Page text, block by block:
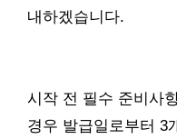
내하겠습니다.
시작 전 필수 준비사
경우 발급일로부터 3